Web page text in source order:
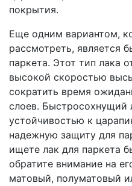
покрытия.
Еще одним вариантом,
рассмотреть, является
паркета. Этот тип лака
высокой скоростью
сократить время
слоев. Быстросохнущий
устойчивостью к
надежную защиту для
ищете лак для паркета
обратите внимание на
матовый, полуматовый